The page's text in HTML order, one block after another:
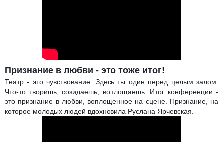
Признание в любви - это тоже итог!
Театр - это чувствование. Здесь ты один перед целым залом.
Что-то творишь, созидаешь, воплощаешь. Итог конференции -
это признание в любви, воплощенное на сцене. Признание, на
которое молодых людей вдохновила Руслана Ярчевская.